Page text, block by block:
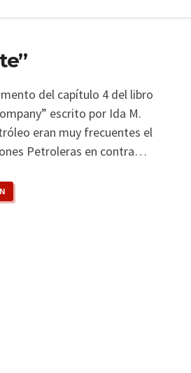
del capítulo 4 del libro
escrito por Ida M.
eran muy frecuentes el
Petroleras en contra…